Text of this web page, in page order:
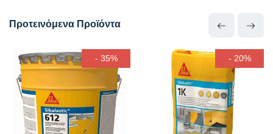
Προτεινόμενα Προϊόντα
- 35% - 20%